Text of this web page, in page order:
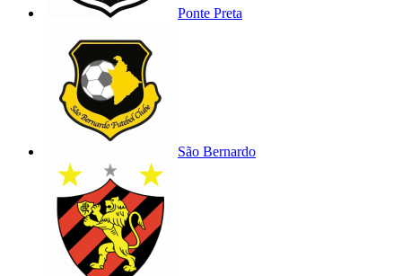
Ponte Preta
São Bernardo